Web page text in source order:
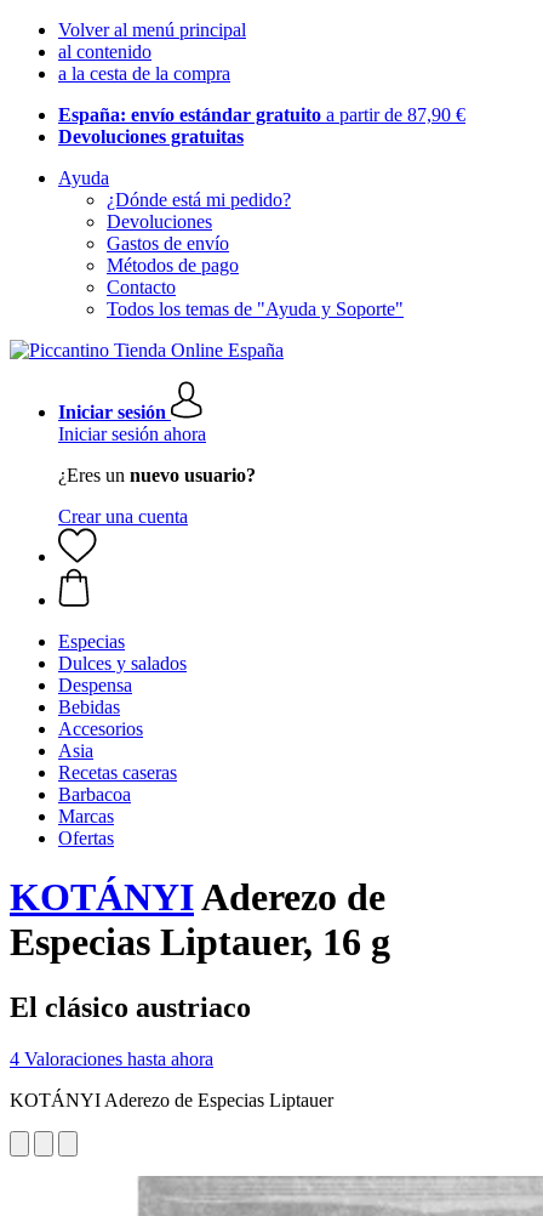
Volver al menú principal
al contenido
a la cesta de la compra
España: envío estándar gratuito a partir de 87,90 €
Devoluciones gratuitas
Ayuda
¿Dónde está mi pedido?
Devoluciones
Gastos de envío
Métodos de pago
Contacto
Todos los temas de "Ayuda y Soporte"
Iniciar sesión
Iniciar sesión ahora
¿Eres un nuevo usuario?
Crear una cuenta
Especias
Dulces y salados
Despensa
Bebidas
Accesorios
Asia
Recetas caseras
Barbacoa
Marcas
Ofertas
KOTÁNYIAderezo de
Especias Liptauer, 16 g
El clásico austriaco
4 Valoraciones hasta ahora
KOTÁNYI Aderezo de Especias Liptauer